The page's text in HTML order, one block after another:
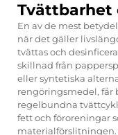
Tvättbarhet
En av de mest
när det gäller
tvättas och
skillnad från
eller syntetiska
rengöringsmedel, får
regelbundna
fett och föroreningar